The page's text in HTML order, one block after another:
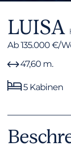
LUISA
Ab 135.000 €/
47,60 m.
5 Kabinen